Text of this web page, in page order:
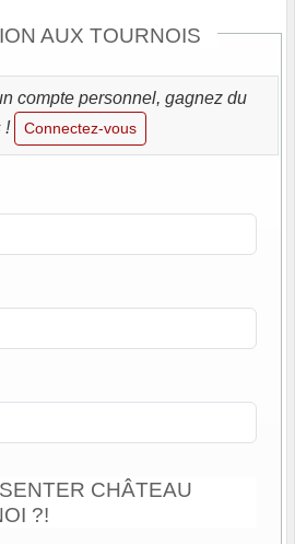
AUX TOURNOIS
compte personnel, gagnez du
!
Connectez-vous
CHÂTEAU
?!